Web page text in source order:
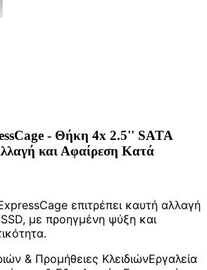
- Θήκη 4x 2.5'' SATA
και Αφαίρεση Κατά
επιτρέπει καυτή αλλαγή
με προηγμένη ψύξη και
& Προμήθειες ΚλειδιώνΕργαλεία